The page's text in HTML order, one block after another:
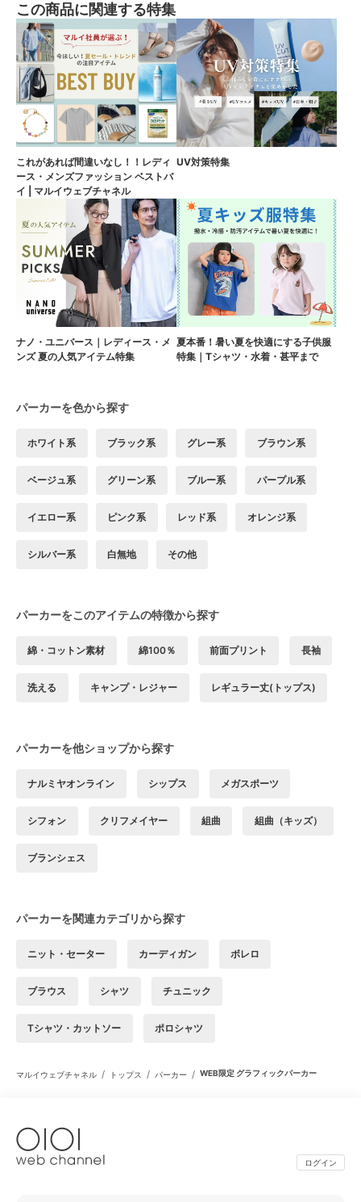
この商品に関連する特集
これがあれば間違いなし！！レディ
ース・メンズファッション ベストバ
イ | マルイウェブチャネル
UV対策特集
ナノ・ユニバース｜レディース・メ
ンズ 夏の人気アイテム特集
夏本番！暑い夏を快適にする子供服
特集｜Tシャツ・水着・甚平まで
パーカーを色から探す
ホワイト系 ブラック系 グレー系 ブラウン系
ベージュ系 グリーン系 ブルー系 パープル系
イエロー系 ピンク系 レッド系 オレンジ系
シルバー系 白無地 その他
パーカーをこのアイテムの特徴から探す
綿・コットン素材 綿100％ 前面プリント 長袖
洗える キャンプ・レジャー レギュラー丈(トップス)
パーカーを他ショップから探す
ナルミヤオンライン シップス メガスポーツ
シフォン クリフメイヤー 組曲 組曲（キッズ）
ブランシェス
パーカーを関連カテゴリから探す
ニット・セーター カーディガン ボレロ
ブラウス シャツ チュニック
Tシャツ・カットソー ポロシャツ
マルイウェブチャネル / トップス / パーカー / WEB限定 グラフィックパーカー
ログイン